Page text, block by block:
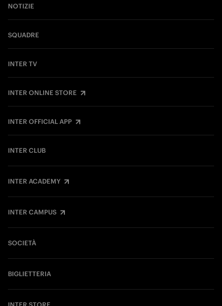
NOTIZIE
SQUADRE
INTER TV
INTER ONLINE STORE
INTER OFFICIAL APP
INTER CLUB
INTER ACADEMY
INTER CAMPUS
SOCIETÀ
BIGLIETTERIA